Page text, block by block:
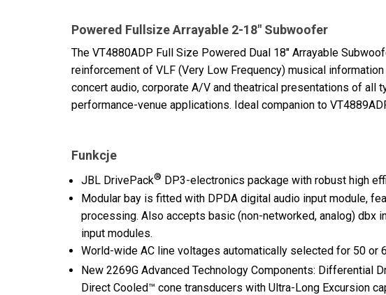
Powered Fullsize Arrayable 2-18" Subwoofer
The VT4880ADP Full Size Powered Dual 18" Arrayable
reinforcement of VLF (Very Low Frequency) musical
concert audio, corporate A/V and theatrical presentations of all
performance-venue applications. Ideal companion to
Funkcje
JBL DrivePack® DP3-electronics package with robust high
Modular bay is fitted with DPDA digital audio input module,
processing. Also accepts basic (non-networked, analog) dbx
input modules.
World-wide AC line voltages automatically selected for 50 or
New 2269G Advanced Technology Components: Differential
Direct Cooled™ cone transducers with Ultra-Long Excursion